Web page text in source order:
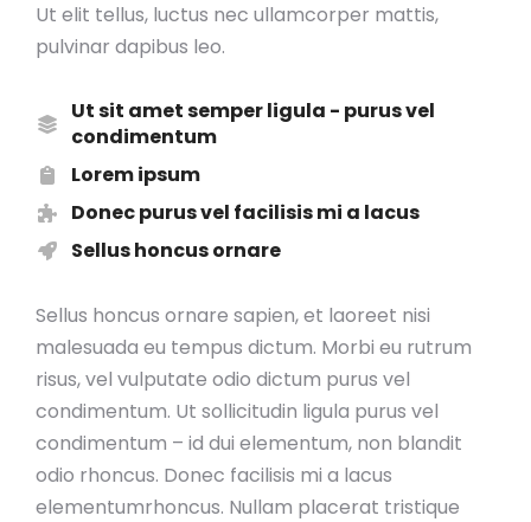
Ut elit tellus, luctus nec ullamcorper mattis,
pulvinar dapibus leo.
Ut sit amet semper ligula - purus vel
condimentum
Lorem ipsum
Donec purus vel facilisis mi a lacus
Sellus honcus ornare
Sellus honcus ornare sapien, et laoreet nisi
malesuada eu tempus dictum. Morbi eu rutrum
risus, vel vulputate odio dictum purus vel
condimentum. Ut sollicitudin ligula purus vel
condimentum – id dui elementum, non blandit
odio rhoncus. Donec facilisis mi a lacus
elementumrhoncus. Nullam placerat tristique